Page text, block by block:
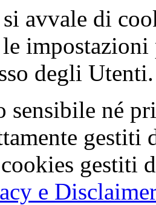
avvale di
degli Utenti.
sensibile né
gestiti
gestiti
e Disclaimer